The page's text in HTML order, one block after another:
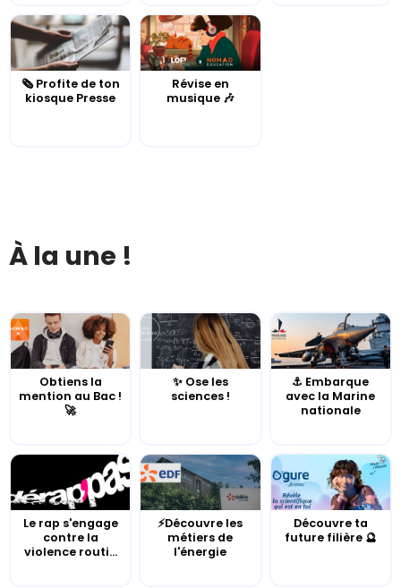
🗞️ Profite de ton
kiosque Presse
Révise en
musique 🎶
À la une !
Obtiens la
mention au Bac !
🚀
✨ Ose les
sciences !
⚓️ Embarque
avec la Marine
nationale
Le rap s'engage
contre la
violence routi...
⚡Découvre les
métiers de
l'énergie
Découvre ta
future filière 🔮